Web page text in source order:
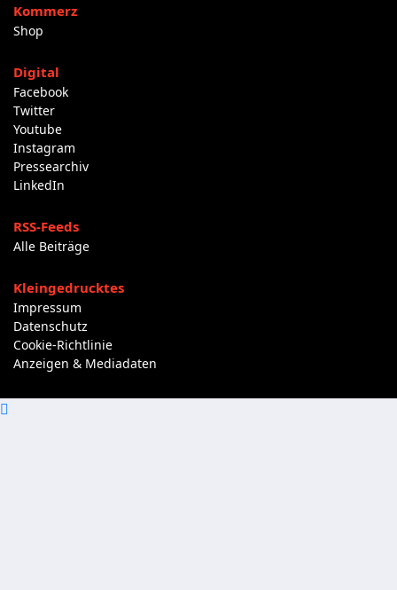
Kommerz
Shop
Digital
Facebook
Twitter
Youtube
Instagram
Pressearchiv
LinkedIn
RSS-Feeds
Alle Beiträge
Kleingedrucktes
Impressum
Datenschutz
Cookie-Richtlinie
Anzeigen & Mediadaten